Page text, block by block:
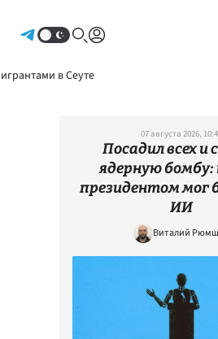
в Сеуте
07 августа 2026,
Посадил всех и
ядерную
президентом мог
ИИ
Виталий